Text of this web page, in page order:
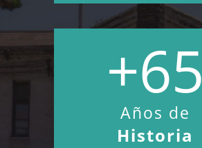
+65
Años de
Historia